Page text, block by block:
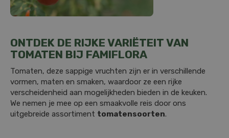
ONTDEK DE RIJKE VARIËTEIT VAN
TOMATEN BIJ FAMIFLORA
Tomaten, deze sappige vruchten zijn er in verschillende
vormen, maten en smaken, waardoor ze een rijke
verscheidenheid aan mogelijkheden bieden in de keuken.
We nemen je mee op een smaakvolle reis door ons
uitgebreide assortiment tomatensoorten.